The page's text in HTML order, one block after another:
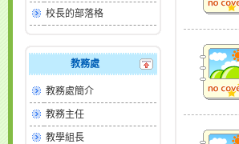
校長的部落格
教務處
教務處簡介
教務主任
教學組長